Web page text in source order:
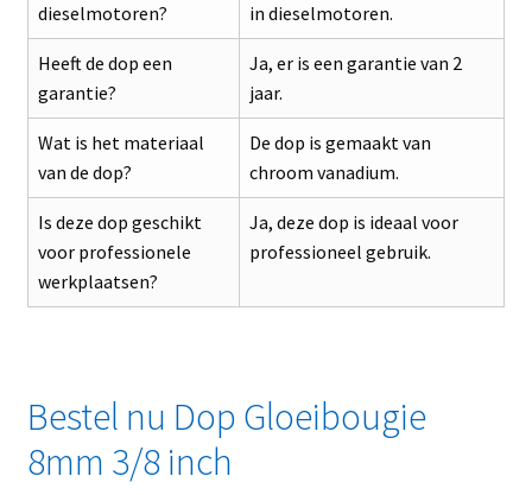
dieselmotoren?
in dieselmotoren.
Heeft de dop een
garantie?
Ja, er is een garantie van 2
jaar.
Wat is het materiaal
van de dop?
De dop is gemaakt van
chroom vanadium.
Is deze dop geschikt
voor professionele
werkplaatsen?
Ja, deze dop is ideaal voor
professioneel gebruik.
Bestel nu Dop Gloeibougie
8mm 3/8 inch